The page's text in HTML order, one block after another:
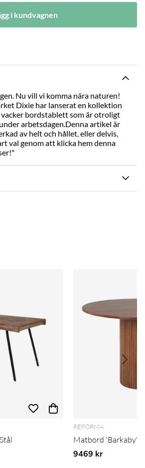
i kundvagnen
Nu vill vi komma nära naturen!
Dixie har lanserat en kollektion
bordstablett som är otroligt
arbetsdagen.Denna artikel är
av helt och hållet, eller delvis,
val genom att klicka hem denna
REFORMA
Matbord 'Barkaby'
9469 kr